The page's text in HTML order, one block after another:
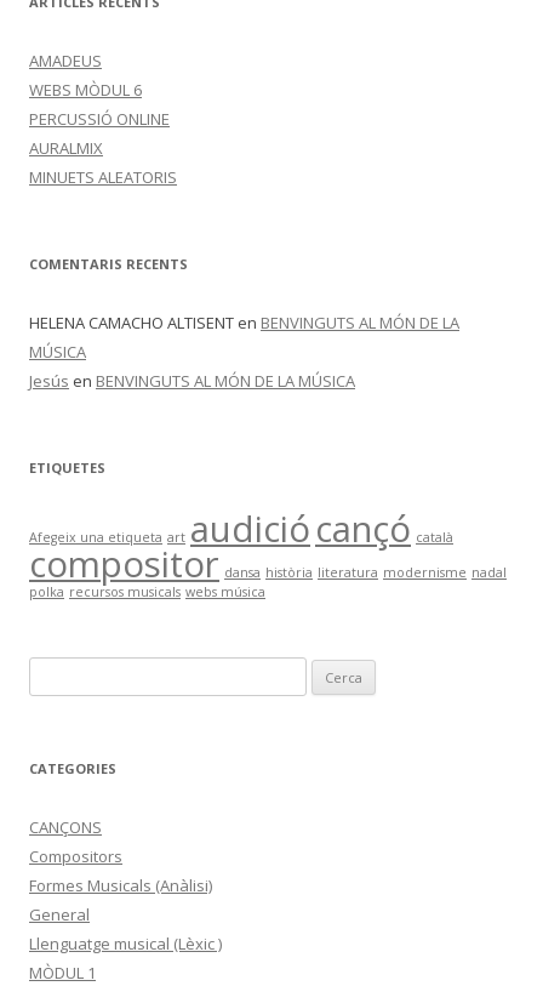
I
E
M
AMADEUS
WEBS MÒDUL 6
PERCUSSIÓ ONLINE
AURALMIX
MINUETS ALEATORIS
COMENTARIS RECENTS
HELENA CAMACHO ALTISENT en BENVINGUTS AL MÓN DE LA
MÚSICA
Jesús en BENVINGUTS AL MÓN DE LA MÚSICA
ETIQUETES
Afegeix una etiqueta art audiciócançó català
compositor dansa història literatura modernisme nadal
polka recursos musicals webs música
e
c
:
CATEGORIES
CANÇONS
Compositors
Formes Musicals (Anàlisi)
General
Llenguatge musical (Lèxic )
MÒDUL 1